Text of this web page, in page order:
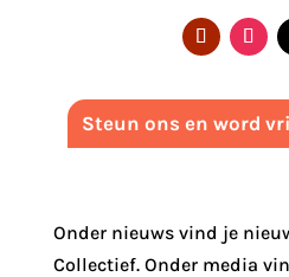
Steun ons en word
Onder nieuws vind je
Collectief. Onder media